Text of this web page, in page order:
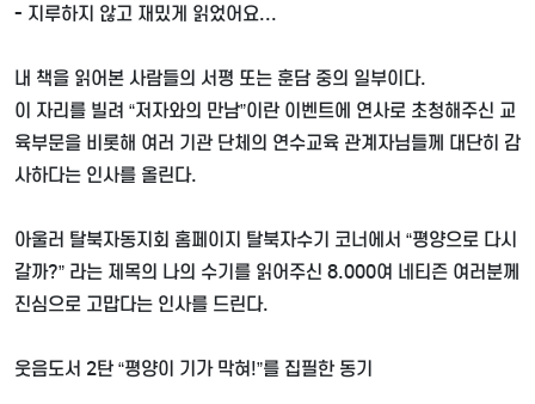
- 지루하지 않고 재밌게 읽었어요...
내 책을 읽어본 사람들의 서평 또는 훈담 중의 일부이다.
이 자리를 빌려 “저자와의 만남”이란 이벤트에 연사로 초청해주신 교
육부문을 비롯해 여러 기관 단체의 연수교육 관계자님들께 대단히 감
사하다는 인사를 올린다.
아울러 탈북자동지회 홈페이지 탈북자수기 코너에서 “평양으로 다시
갈까?” 라는 제목의 나의 수기를 읽어주신 8.000여 네티즌 여러분께
진심으로 고맙다는 인사를 드린다.
웃음도서 2탄“평양이 기가 막혀!”를 집필한 동기